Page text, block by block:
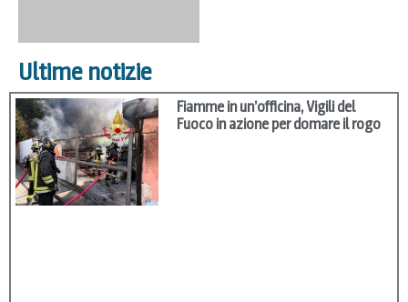
Ultime notizie
Fiamme in un’officina, Vigili del
Fuoco in azione per domare il rogo